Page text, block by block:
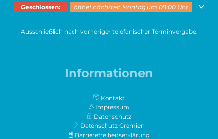
Klicken, um weitere Öffnungs- oder Schließzeiten auszublenden
Geschlossen: öffnet nächsten Montag um 08:00 Uhr
Ausschließlich nach vorheriger telefonischer Terminvergabe.
Informationen
Kontakt
Impressum
Datenschutz
Datenschutz Gremien
Barrierefreiheitserklärung